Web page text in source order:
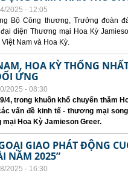
2025 - 12:05
Bộ Công thương, Trưởng đoàn
diện Thương mại Hoa Kỳ
Nam và Hoa Kỳ.
HOA KỲ THỐNG
ỨNG
2025 - 08:30
4, trong khuôn khổ chuyến thăm
vấn đề kinh tế - thương mại
mại Hoa Kỳ Jamieson Greer.
GIAO PHÁT ĐỘNG
NĂM 2025”
2025 - 16:30